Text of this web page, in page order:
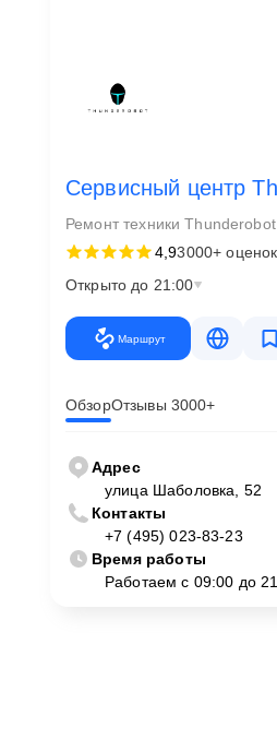
Сервисный центр
Ремонт техники Thunderobot
4,93000+ оценок
Открыто до 21:00
Маршрут
ОбзорОтзывы 3000+
Адрес
улица Шаболовка, 52
Контакты
+7 (495) 023-83-23
Время работы
Работаем с 09:00 до